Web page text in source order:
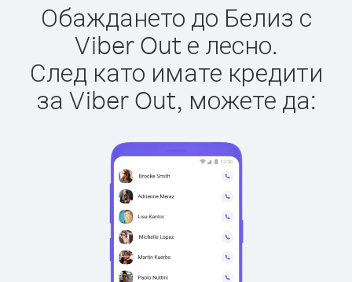
Обаждането до Белиз с
Viber Out е лесно.
След като имате кредити
за Viber Out, можете да: